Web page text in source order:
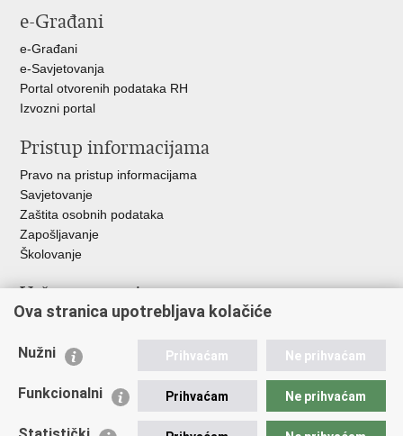
e-Građani
e-Građani
e-Savjetovanja
Portal otvorenih podataka RH
Izvozni portal
Pristup informacijama
Pravo na pristup informacijama
Savjetovanje
Zaštita osobnih podataka
Zapošljavanje
Školovanje
Važne poveznice
Ministarstvo unutarnjih poslova
Udruge
Policijska akademija
Ova stranica upotrebljava kolačiće
Nužni Prihvaćam Ne prihvaćam
Funkcionalni Prihvaćam Ne prihvaćam